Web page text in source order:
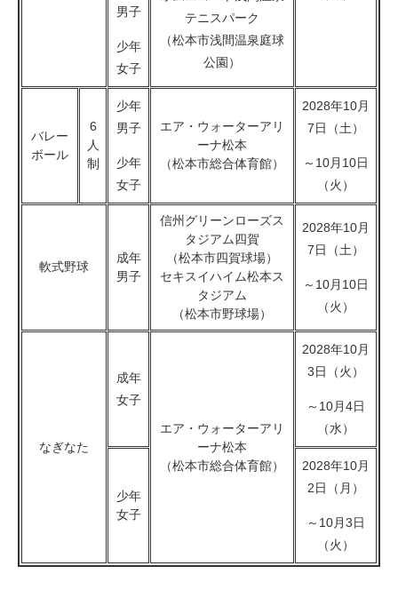
男子
少年
女子
テニスパーク
（松本市浅間温泉庭球
公園）
バレー
ボール
6
人
制
少年
男子
少年
女子
エア・ウォーターアリ
ーナ松本
（松本市総合体育館）
2028年10月
7日（土）
～10月10日
（火）
軟式野球
成年
男子
信州グリーンローズス
タジアム四賀
（松本市四賀球場）
セキスイハイム松本ス
タジアム
（松本市野球場）
2028年10月
7日（土）
～10月10日
（火）
なぎなた
成年
女子
エア・ウォーターアリ
ーナ松本
（松本市総合体育館）
2028年10月
3日（火）
～10月4日
（水）
少年
女子
2028年10月
2日（月）
～10月3日
（火）